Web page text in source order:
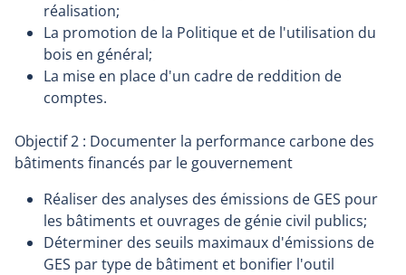
réalisation;
La promotion de la Politique et de l'utilisation du
bois en général;
La mise en place d'un cadre de reddition de
comptes.
Objectif 2 : Documenter la performance carbone des
bâtiments financés par le gouvernement
Réaliser des analyses des émissions de GES pour
les bâtiments et ouvrages de génie civil publics;
Déterminer des seuils maximaux d'émissions de
GES par type de bâtiment et bonifier l'outil